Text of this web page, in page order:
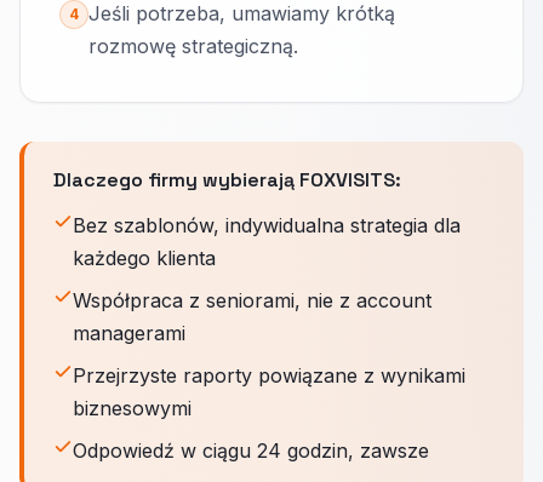
4 Jeśli potrzeba, umawiamy krótką
rozmowę strategiczną.
Dlaczego firmy wybierają FOXVISITS:
Bez szablonów, indywidualna strategia dla
każdego klienta
Współpraca z seniorami, nie z account
managerami
Przejrzyste raporty powiązane z wynikami
biznesowymi
Odpowiedź w ciągu 24 godzin, zawsze